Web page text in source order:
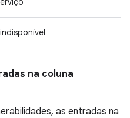
na coluna
as entradas na